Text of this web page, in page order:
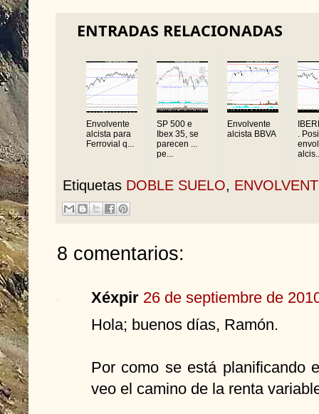
ENTRADAS RELACIONADAS
Envolvente
alcista para
Ferrovial q...
SP 500 e
Ibex 35, se
parecen ...
pe...
Envolvente
alcista BBVA
.
Etiquetas DOBLE SUELO,
8 comentarios:
Xéxpir 26 de septiembre de
Hola; buenos días, Ramón.
Por como se está planificando
veo el camino de la renta